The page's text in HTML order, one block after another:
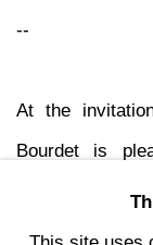
--
At the
Bourdet is
exhibition by
Brussels 2023.